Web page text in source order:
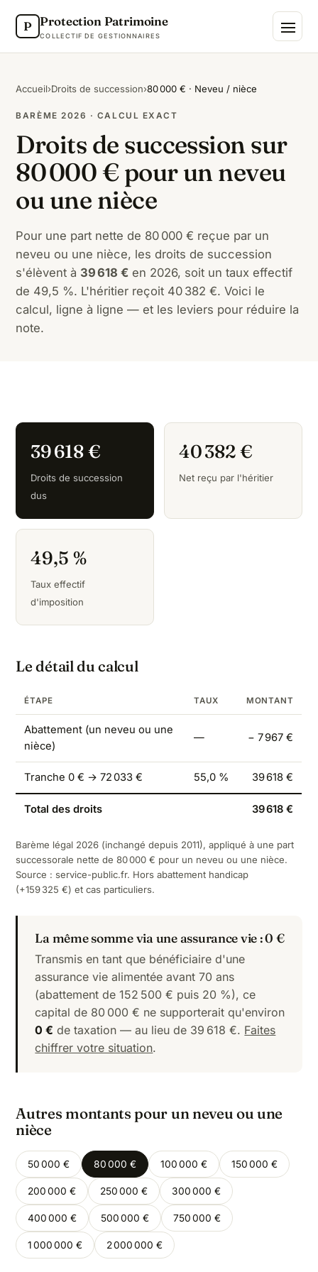
P Protection Patrimoine
COLLECTIF DE GESTIONNAIRES
Accueil›Droits de succession›80 000 € · Neveu / nièce
BARÈME 2026 · CALCUL EXACT
Droits de succession sur
80 000 € pour un neveu
ou une nièce
Pour une part nette de 80 000 € reçue par un
neveu ou une nièce, les droits de succession
s'élèvent à 39 618 € en 2026, soit un taux effectif
de 49,5 %. L'héritier reçoit 40 382 €. Voici le
calcul, ligne à ligne — et les leviers pour réduire la
note.
39 618 €
Droits de succession
dus
40 382 €
Net reçu par l'héritier
49,5 %
Taux effectif
d'imposition
Le détail du calcul
ÉTAPE TAUX MONTANT
Abattement (un neveu ou une
nièce)
— − 7 967 €
Tranche 0 € → 72 033 € 55,0 % 39 618 €
Total des droits 39 618 €
Barème légal 2026 (inchangé depuis 2011), appliqué à une part
successorale nette de 80 000 € pour un neveu ou une nièce.
Source : service-public.fr. Hors abattement handicap
(+159 325 €) et cas particuliers.
La même somme via une assurance vie : 0 €
Transmis en tant que bénéficiaire d'une
assurance vie alimentée avant 70 ans
(abattement de 152 500 € puis 20 %), ce
capital de 80 000 € ne supporterait qu'environ
0 € de taxation — au lieu de 39 618 €. Faites
chiffrer votre situation.
Autres montants pour un neveu ou une
nièce
50 000 € 80 000 € 100 000 € 150 000 €
200 000 € 250 000 € 300 000 €
400 000 € 500 000 € 750 000 €
1 000 000 € 2 000 000 €